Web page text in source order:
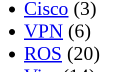
Cisco (3)
VPN (6)
ROS (20)